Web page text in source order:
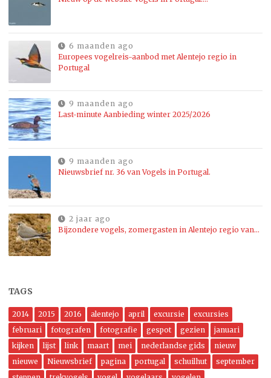
6 maanden ago
Europees vogelreis-aanbod met Alentejo regio in
Portugal
9 maanden ago
Last-minute Aanbieding winter 2025/2026
9 maanden ago
Nieuwsbrief nr. 36 van Vogels in Portugal.
2 jaar ago
Bijzondere vogels, zomergasten in Alentejo regio van…
TAGS
2014 2015 2016 alentejo april excursie
excursies
februari
fotografen fotografie gespot gezien
januari
kijken
lijst link maart mei nederlandse gids
nieuw
nieuwe
Nieuwsbrief pagina portugal schuilhut
september